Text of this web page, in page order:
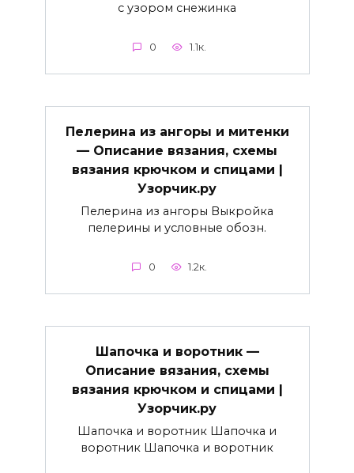
с узором снежинка
0 1.1к.
Пелерина из ангоры и митенки
— Описание вязания, схемы
вязания крючком и спицами |
Узорчик.ру
Пелерина из ангоры Выкройка
пелерины и условные обозн.
0 1.2к.
Шапочка и воротник —
Описание вязания, схемы
вязания крючком и спицами |
Узорчик.ру
Шапочка и воротник Шапочка и
воротник Шапочка и воротник